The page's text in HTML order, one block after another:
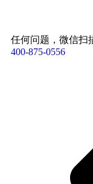
任何问题，微信扫
400-875-0556​